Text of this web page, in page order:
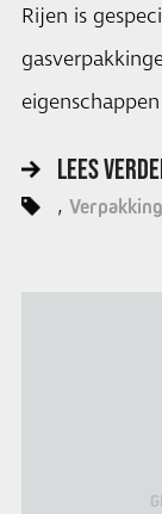
Rijen is
LEES